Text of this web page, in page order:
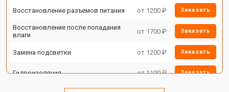
Восстановление разъемов питания от 1200 ₽ Заказать
Восстановление после попадания
влаги
от 1700 ₽ Заказать
Замена подсветки от 1200 ₽ Заказать
Гидроизоляция от 1100 ₽ Заказать
Ремонт платы управления